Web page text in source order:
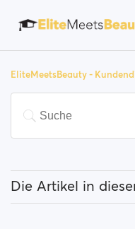
EliteMeetsBeauty -
Die Artikel in